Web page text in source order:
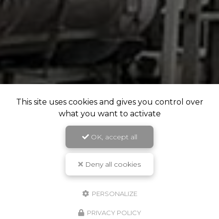
This site uses cookies and gives you control over
what you want to activate
OK, accept all
Deny all cookies
PERSONALIZE
PRIVACY POLICY